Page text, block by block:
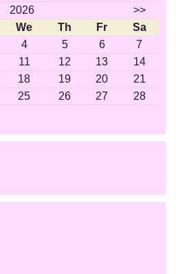
2026
>>
We Th Fr
Sa
4 5 6
7
11 12 13
14
18 19 20
21
25 26 27
28